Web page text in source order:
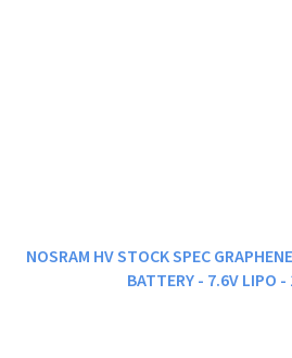
NOSRAM HV STOCK SPEC
BATTERY - 7.6V LIPO